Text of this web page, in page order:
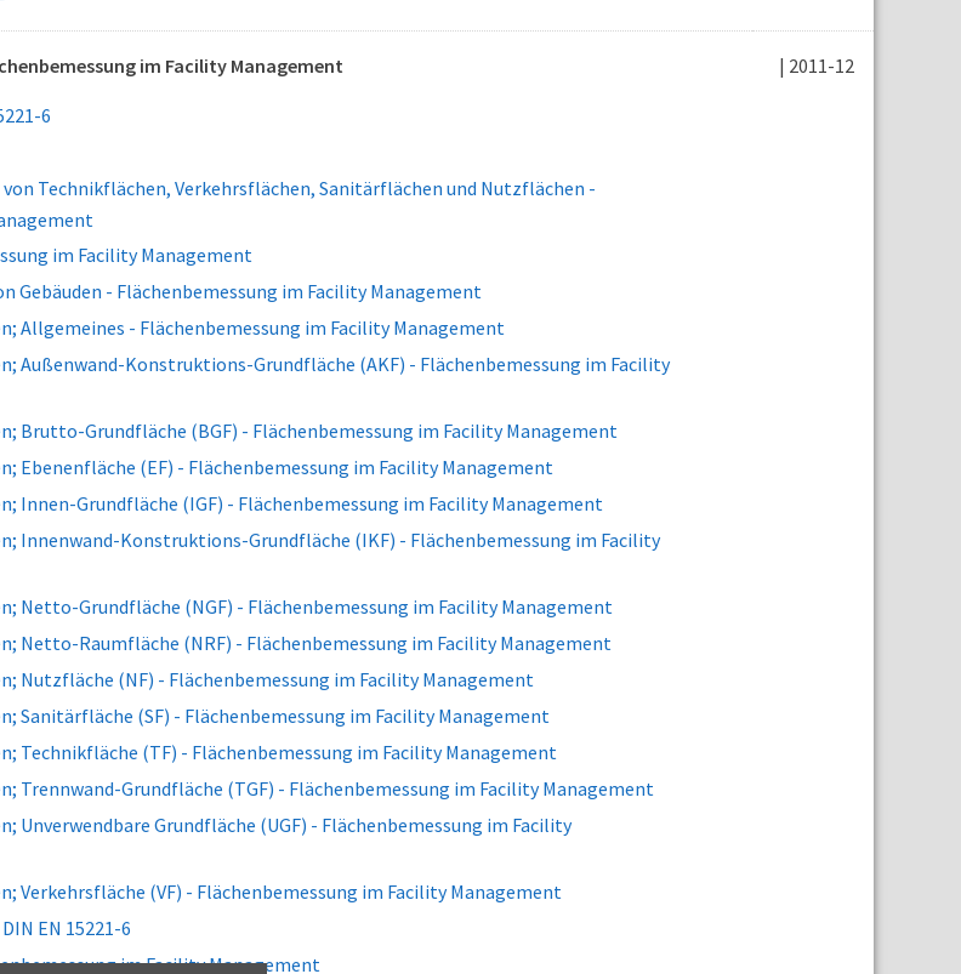
im Facility Management | 2011-12
6
Technikflächen, Verkehrsflächen, Sanitärflächen und Nutzflächen -
im Facility Management
Gebäuden - Flächenbemessung im Facility Management
Allgemeines - Flächenbemessung im Facility Management
Außenwand-Konstruktions-Grundfläche (AKF) - Flächenbemessung im Facility
Brutto-Grundfläche (BGF) - Flächenbemessung im Facility Management
Ebenenfläche (EF) - Flächenbemessung im Facility Management
Innen-Grundfläche (IGF) - Flächenbemessung im Facility Management
Innenwand-Konstruktions-Grundfläche (IKF) - Flächenbemessung im Facility
Netto-Grundfläche (NGF) - Flächenbemessung im Facility Management
Netto-Raumfläche (NRF) - Flächenbemessung im Facility Management
Nutzfläche (NF) - Flächenbemessung im Facility Management
Sanitärfläche (SF) - Flächenbemessung im Facility Management
Technikfläche (TF) - Flächenbemessung im Facility Management
Trennwand-Grundfläche (TGF) - Flächenbemessung im Facility Management
Unverwendbare Grundfläche (UGF) - Flächenbemessung im Facility
Verkehrsfläche (VF) - Flächenbemessung im Facility Management
EN 15221-6
im Facility Management